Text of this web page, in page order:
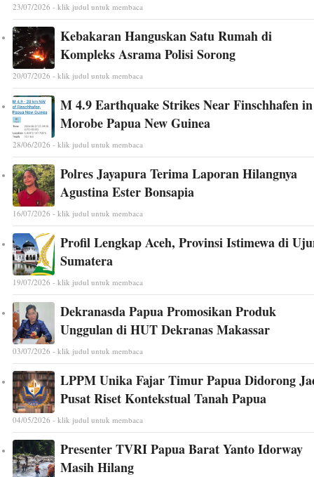
23/07/2026 - klik judul untuk membaca
Kebakaran Hanguskan Satu Rumah di
Kompleks Asrama Polisi Sorong
20/07/2026 - klik judul untuk membaca
M 4.9 Earthquake Strikes Near Finschhafen in
Morobe Papua New Guinea
28/06/2026 - klik judul untuk membaca
Polres Jayapura Terima Laporan Hilangnya
Agustina Ester Bonsapia
16/07/2026 - klik judul untuk membaca
Profil Lengkap Aceh, Provinsi Istimewa di
Sumatera
19/07/2026 - klik judul untuk membaca
Dekranasda Papua Promosikan Produk
Unggulan di HUT Dekranas Makassar
03/07/2026 - klik judul untuk membaca
LPPM Unika Fajar Timur Papua Didorong
Pusat Riset Kontekstual Tanah Papua
04/05/2026 - klik judul untuk membaca
Presenter TVRI Papua Barat Yanto Idorway
Masih Hilang